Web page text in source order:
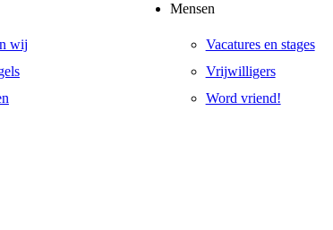
wij
Mensen
Vacatures en stages
Vrijwilligers
Word vriend!